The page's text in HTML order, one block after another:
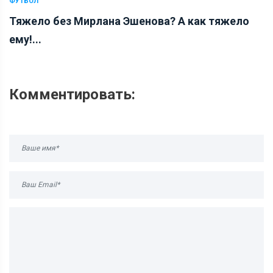
Тяжело без Мирлана Эшенова? А как тяжело
ему!...
Комментировать: